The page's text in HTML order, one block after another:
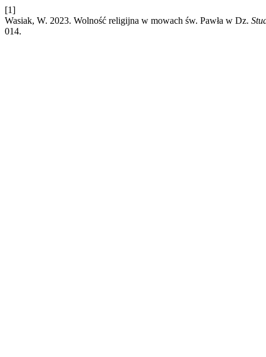
[1]
Wasiak, W. 2023. Wolność religijna w mowach św. Pawła w Dz.
014.